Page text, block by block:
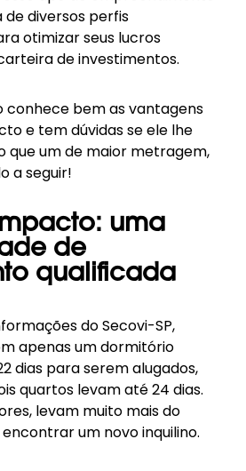
diversos perfis
otimizar seus lucros
de investimentos.
conhece bem as vantagens
e tem dúvidas se ele lhe
que um de maior metragem,
a seguir!
uma
de
qualificada
doSecovi-SP,
apenas um dormitório
dias para serem alugados,
quartos levam até 24 dias.
levam muito mais do
um novoinquilino.